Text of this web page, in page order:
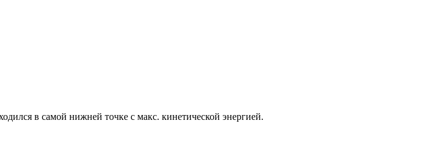
в самой нижней точке с макс. кинетической энергией.